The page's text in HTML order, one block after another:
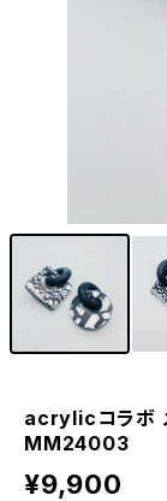
acrylicコラボ
MM24003
¥9,900